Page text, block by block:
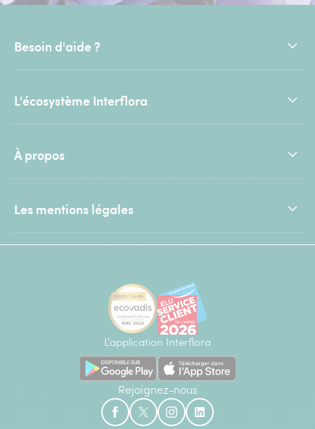
Besoin d'aide ?
L'écosystème Interflora
À propos
Les mentions légales
L'application Interflora
Rejoignez-nous